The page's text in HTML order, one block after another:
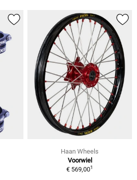
Haan Wheels
Voorwiel
€ 569,001